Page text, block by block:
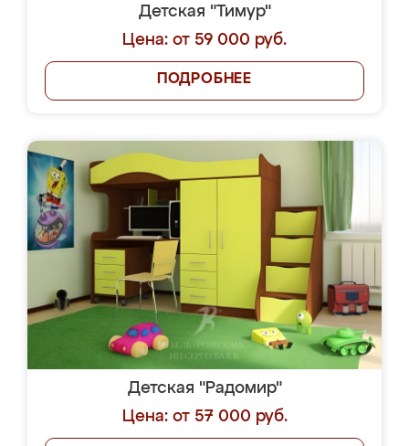
Детская "Тимур"
Цена: от 59 000 руб.
ПОДРОБНЕЕ
Детская "Радомир"
Цена: от 57 000 руб.